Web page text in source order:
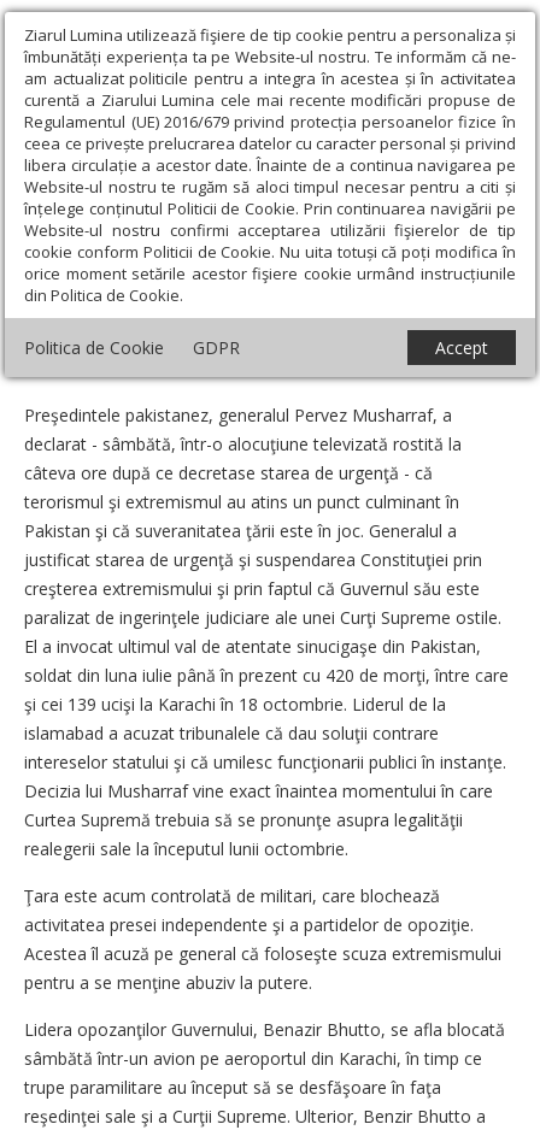
Ziarul Lumina utilizează fişiere de tip cookie pentru a personaliza și
îmbunătăți experiența ta pe Website-ul nostru. Te informăm că ne-
am actualizat politicile pentru a integra în acestea și în activitatea
curentă a Ziarului Lumina cele mai recente modificări propuse de
Regulamentul (UE) 2016/679 privind protecția persoanelor fizice în
ceea ce privește prelucrarea datelor cu caracter personal și privind
libera circulație a acestor date. Înainte de a continua navigarea pe
Website-ul nostru te rugăm să aloci timpul necesar pentru a citi și
înțelege conținutul Politicii de Cookie. Prin continuarea navigării pe
Website-ul nostru confirmi acceptarea utilizării fişierelor de tip
cookie conform Politicii de Cookie. Nu uita totuși că poți modifica în
orice moment setările acestor fişiere cookie urmând instrucțiunile
din Politica de Cookie.
Politica de Cookie GDPR Accept
Ziarul Lumina › Societate › Actualitate socială › Pakistan:
preşedintele Musharaff instituie dictatura armatei
Pakistan: preşedintele Musharaff instituie
dictatura armatei
Data: 05 Noiembrie 2007
Preşedintele pakistanez, generalul Pervez Musharraf, a
declarat - sâmbătă, într-o alocuţiune televizată rostită la
câteva ore după ce decretase starea de urgenţă - că
terorismul şi extremismul au atins un punct culminant în
Pakistan şi că suveranitatea ţării este în joc. Generalul a
justificat starea de urgenţă şi suspendarea Constituţiei prin
creşterea extremismului şi prin faptul că Guvernul său este
paralizat de ingerinţele judiciare ale unei Curţi Supreme ostile.
El a invocat ultimul val de atentate sinucigaşe din Pakistan,
soldat din luna iulie până în prezent cu 420 de morţi, între care
şi cei 139 ucişi la Karachi în 18 octombrie. Liderul de la
islamabad a acuzat tribunalele că dau soluţii contrare
intereselor statului şi că umilesc funcţionarii publici în instanţe.
Decizia lui Musharraf vine exact înaintea momentului în care
Curtea Supremă trebuia să se pronunţe asupra legalităţii
realegerii sale la începutul lunii octombrie.
Ţara este acum controlată de militari, care blochează
activitatea presei independente şi a partidelor de opoziţie.
Acestea îl acuză pe general că foloseşte scuza extremismului
pentru a se menţine abuziv la putere.
Lidera opozanţilor Guvernului, Benazir Bhutto, se afla blocată
sâmbătă într-un avion pe aeroportul din Karachi, în timp ce
trupe paramilitare au început să se desfăşoare în faţa
reşedinţei sale şi a Curţii Supreme. Ulterior, Benzir Bhutto a